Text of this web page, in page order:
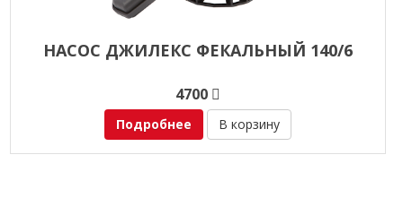
НАСОС ДЖИЛЕКС ФЕКАЛЬНЫЙ 140/6
4700
Подробнее В корзину